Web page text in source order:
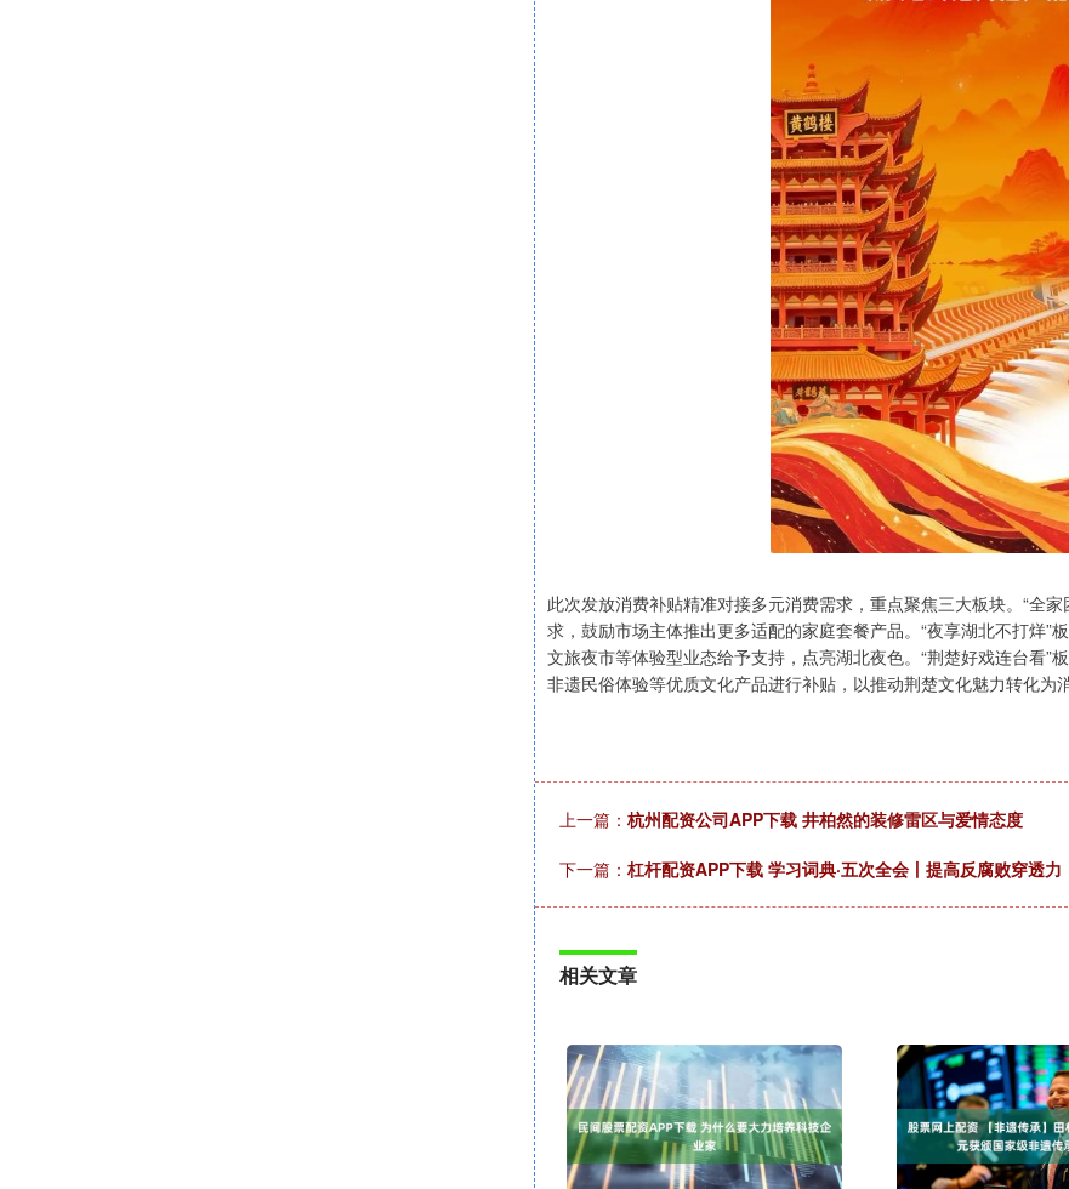
此次发放消费补贴精准对接多元消费需求，重点聚焦三大板块。“全
求，鼓励市场主体推出更多适配的家庭套餐产品。“夜享湖北不打烊”
文旅夜市等体验型业态给予支持，点亮湖北夜色。“荆楚好戏连台看”
非遗民俗体验等优质文化产品进行补贴，以推动荆楚文化魅力转化为
上一篇： 杭州配资公司APP下载 井柏然的装修雷区与爱情态度
下一篇： 杠杆配资APP下载 学习词典·五次全会丨提高反腐败穿透力
相关文章